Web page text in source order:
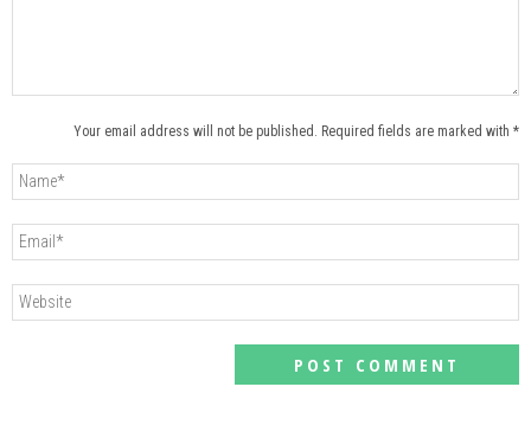
Your email address will not be published. Required fields are marked with *